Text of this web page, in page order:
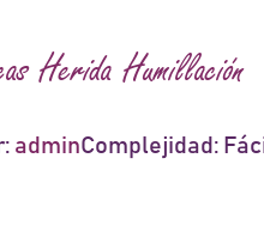
Herida Humillación
adminComplejidad: